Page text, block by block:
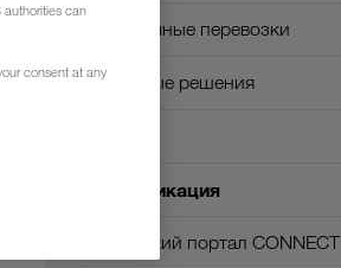
Экологичные перевозки
Цифровые решения
Коммуникация
Клиентский портал CONNECT
authorities can
consent at any